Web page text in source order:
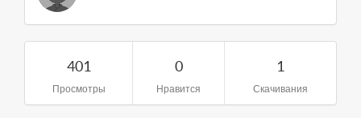
401
Просмотры
0
Нравится
1
Скачивания